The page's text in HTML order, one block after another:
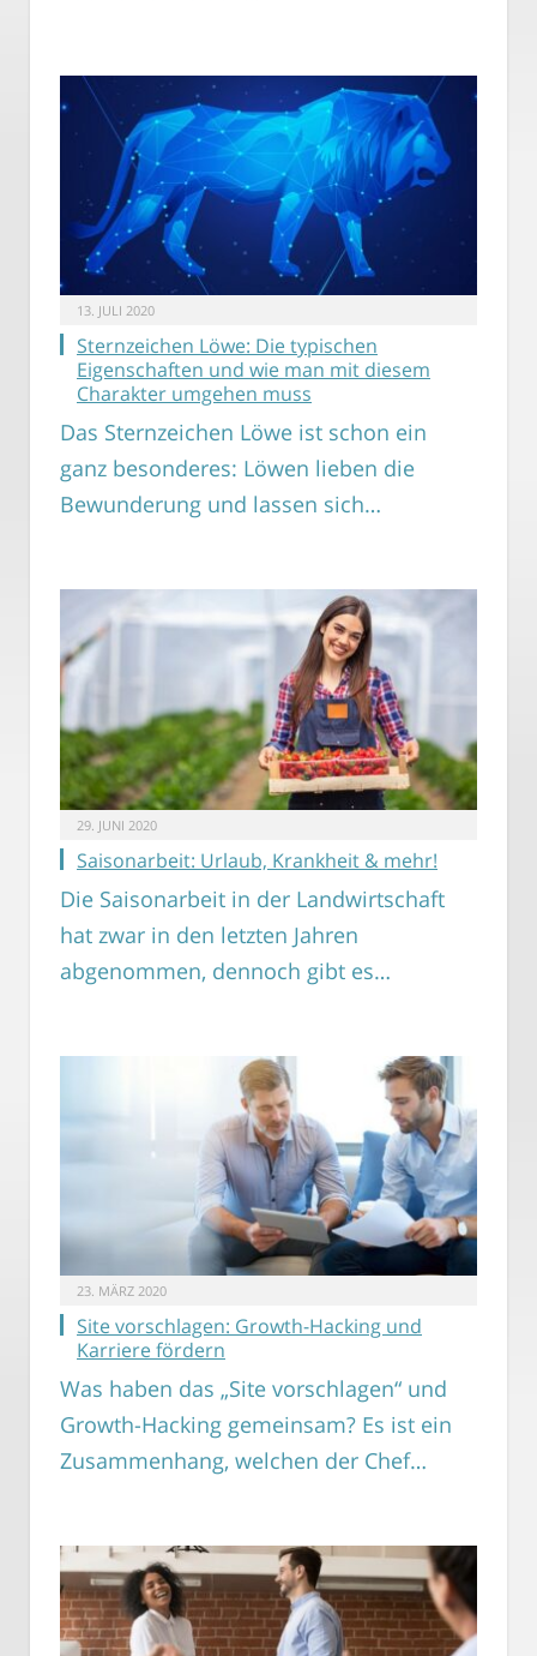
13. JULI 2020
Sternzeichen Löwe: Die typischen
Eigenschaften und wie man mit diesem
Charakter umgehen muss
Das Sternzeichen Löwe ist schon ein
ganz besonderes: Löwen lieben die
Bewunderung und lassen sich…
29. JUNI 2020
Saisonarbeit: Urlaub, Krankheit & mehr!
Die Saisonarbeit in der Landwirtschaft
hat zwar in den letzten Jahren
abgenommen, dennoch gibt es…
23. MÄRZ 2020
Site vorschlagen: Growth-Hacking und
Karriere fördern
Was haben das „Site vorschlagen“ und
Growth-Hacking gemeinsam? Es ist ein
Zusammenhang, welchen der Chef…